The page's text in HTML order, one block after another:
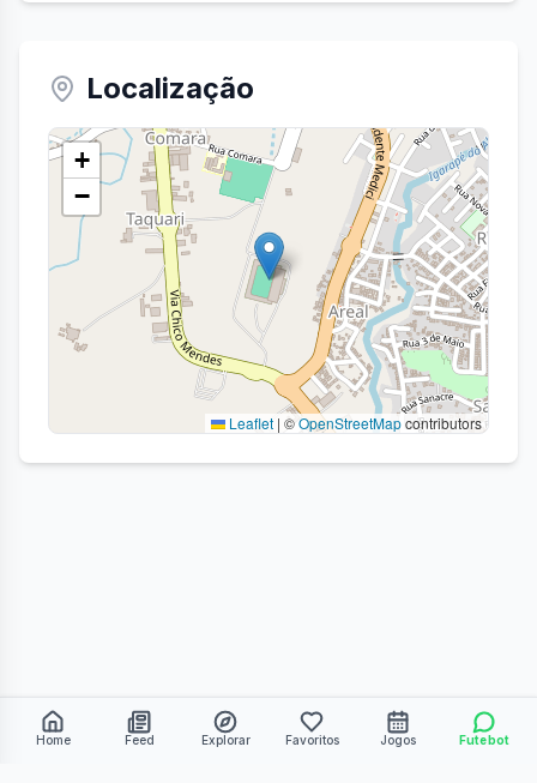
Localização
+
−
Leaflet | ©OpenStreetMapcontributors
Home Feed Explorar Favoritos Jogos Futebot